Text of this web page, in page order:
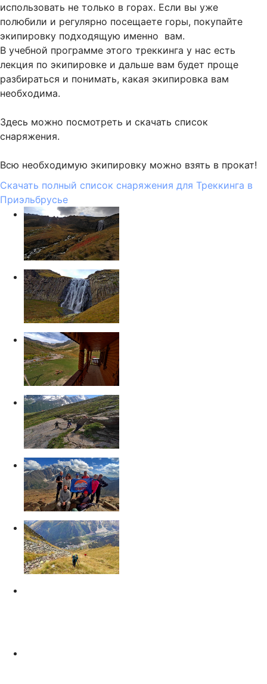
использовать не только в горах. Если вы уже
полюбили и регулярно посещаете горы, покупайте
экипировку подходящую именно вам.
В учебной программе этого треккинга у нас есть
лекция по экипировке и дальше вам будет проще
разбираться и понимать, какая экипировка вам
необходима.
Здесь можно посмотреть и скачать список
снаряжения.
Всю необходимую экипировку можно взять в прокат!
Скачать полный список снаряжения для Треккинга в
Приэльбрусье